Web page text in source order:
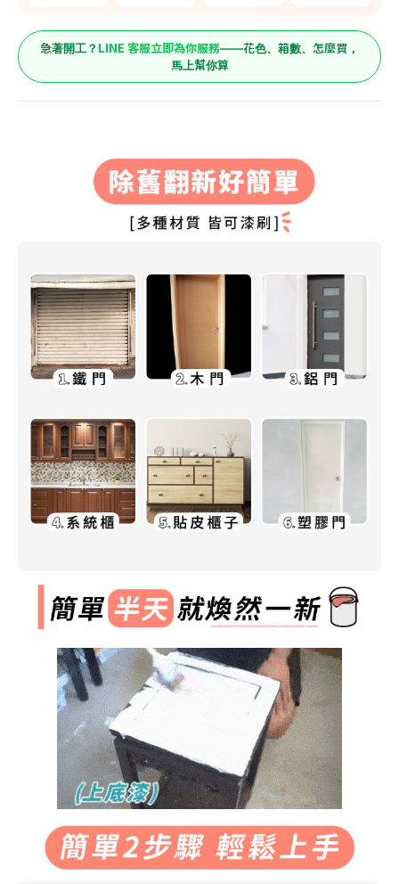
急著開工？ LINE 客服立即為你服務——花色、箱數、怎麼買，
馬上幫你算